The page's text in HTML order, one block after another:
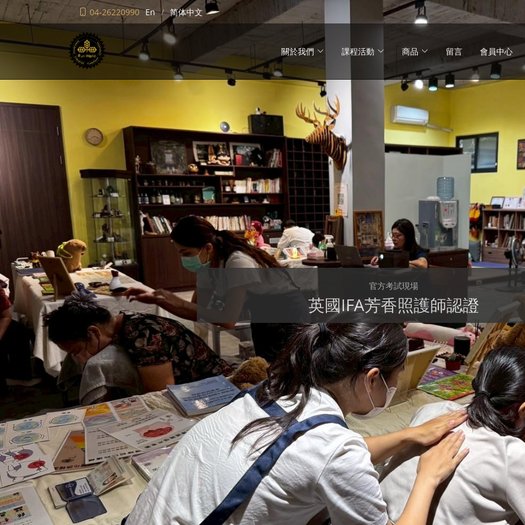
04-26220990 En 简体中文
關於我們 課程活動 商品 留言 會員中心
官方考試現場
英國IFA芳香照護師認證